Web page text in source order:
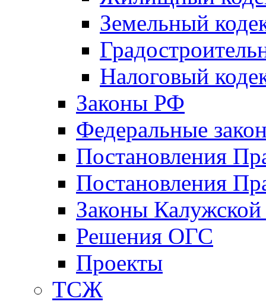
Земельный
Налоговый
Законы РФ
Федеральные
Постановления
Постановления
Законы Калужской
Решения ОГС
Проекты
ТСЖ